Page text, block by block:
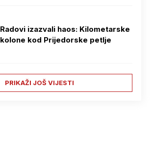
Radovi izazvali haos: Kilometarske
kolone kod Prijedorske petlje
PRIKAŽI JOŠ VIJESTI